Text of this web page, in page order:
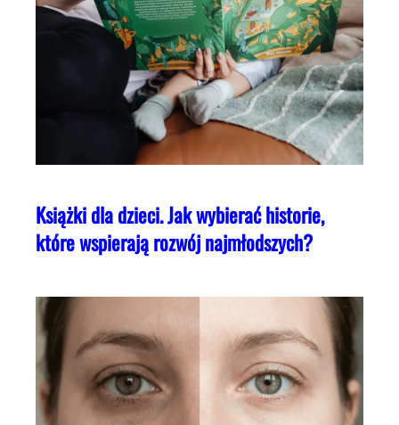
Książki dla dzieci. Jak wybierać historie,
które wspierają rozwój najmłodszych?